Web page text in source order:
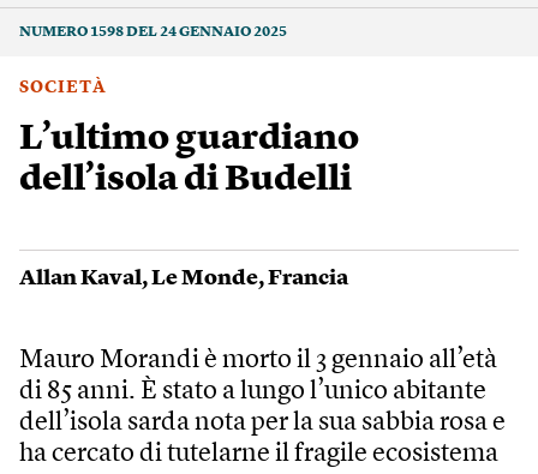
NUMERO 1598 DEL 24 GENNAIO 2025
SOCIETÀ
L’ultimo guardiano
dell’isola di Budelli
Allan Kaval,Le Monde,Francia
Mauro Morandi è morto il 3 gennaio all’età
di 85 anni. È stato a lungo l’unico abitante
dell’isola sarda nota per la sua sabbia rosa e
ha cercato di tutelarne il fragile ecosistema